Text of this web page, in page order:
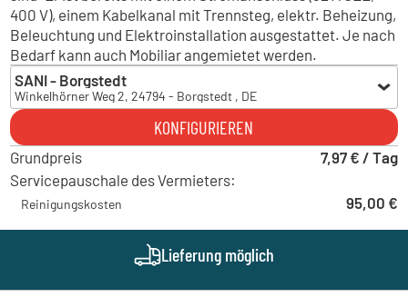
400 V), einem Kabelkanal mit Trennsteg, elektr. Beheizung,
Beleuchtung und Elektroinstallation ausgestattet. Je nach
Bedarf kann auch Mobiliar angemietet werden.
SANI - Borgstedt
Winkelhörner Weg 2, 24794 - Borgstedt , DE
Winkelhörner Weg 2, 24794 - Borgstedt , DE
SANI - Vogelsdorf
Industriestraße 10, 15370 - Fredersdorf-Vogelsdorf , DE
KONFIGURIEREN
Grundpreis
7,97 € / Tag
Servicepauschale des Vermieters:
Reinigungskosten 95,00 €
Lieferung möglich